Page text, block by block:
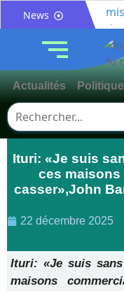
News
Actualités Politique
Ituri: «Je suis
ces maisons
casser»,John
22 décembre 2025
Ituri: «Je suis sans
maisons